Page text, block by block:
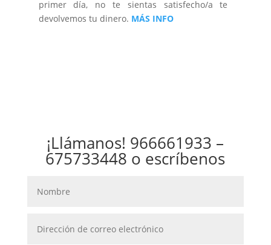
primer día, no te sientas satisfecho/a te
devolvemos tu dinero. MÁS INFO
¡Llámanos! 966661933 –
675733448 o escríbenos